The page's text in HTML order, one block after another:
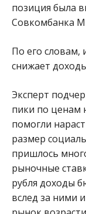
позиция была
Совкомбанка
По его словам,
снижает
Эксперт
пики по ценам
помогли
размер
пришлось
рыночные
рубля доходы
вслед за ними